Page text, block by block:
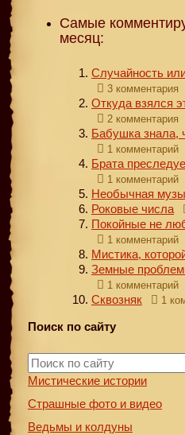
Самые
месяц:
Случайность
3 комментария
Откуда взялся
2 комментария
Бабушка знала,
1 комментарий
Брата
1 комментарий
Необычная
Роковые числа
Покойные не
1 комментарий
Мистика,
Земные
1 комментарий
Сквозняк 1
Поиск по сайту
Мистические истории
Страшные фото и видео
Ведьмы и колдуны